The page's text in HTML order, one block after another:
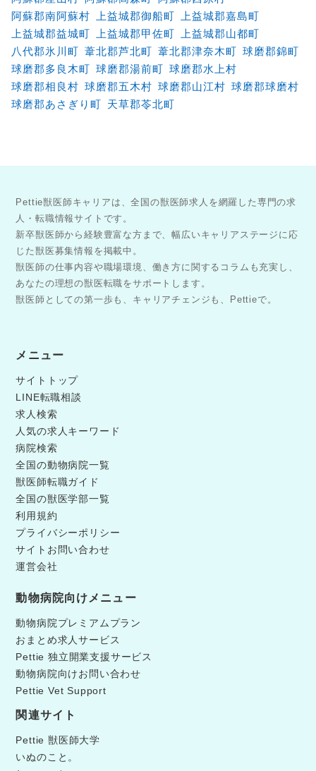
阿蘇郡南阿蘇村
上益城郡御船町
上益城郡嘉島町
上益城郡益城町
上益城郡甲佐町
上益城郡山都町
八代郡氷川町 葦北郡芦北町 葦北郡津奈木町 球磨郡錦町
球磨郡多良木町 球磨郡湯前町 球磨郡水上村
球磨郡相良村 球磨郡五木村 球磨郡山江村 球磨郡球磨村
球磨郡あさぎり町 天草郡苓北町
Pettie獣医師キャリアは、全国の獣医師求人を網羅した専門の求
人・転職情報サイトです。
新卒獣医師から経験豊富な方まで、幅広いキャリアステージに応
じた獣医募集情報を掲載中。
獣医師の仕事内容や職場環境、働き方に関するコラムも充実し、
あなたの理想の獣医転職をサポートします。
獣医師としての第一歩も、キャリアチェンジも、Pettieで。
メニュー
サイトトップ
LINE転職相談
求人検索
人気の求人キーワード
病院検索
全国の動物病院一覧
獣医師転職ガイド
全国の獣医学部一覧
利用規約
プライバシーポリシー
サイトお問い合わせ
運営会社
動物病院向けメニュー
動物病院プレミアムプラン
おまとめ求人サービス
Pettie 独立開業支援サービス
動物病院向けお問い合わせ
Pettie Vet Support
関連サイト
Pettie 獣医師大学
いぬのこと。